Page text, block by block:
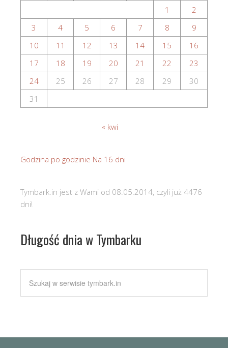
1
2
3
4 5 6 7 8
9
10
11 12 13 14 15
16
17
18 19 20 21 22
23
24
25 26 27 28 29
30
31
« kwi
Godzina po godzinie Na 16 dni
Tymbark.in jest z Wami od 08.05.2014, czyli już 4476
dni!
Długość dnia w Tymbarku